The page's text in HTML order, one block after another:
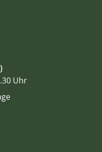
Uhr